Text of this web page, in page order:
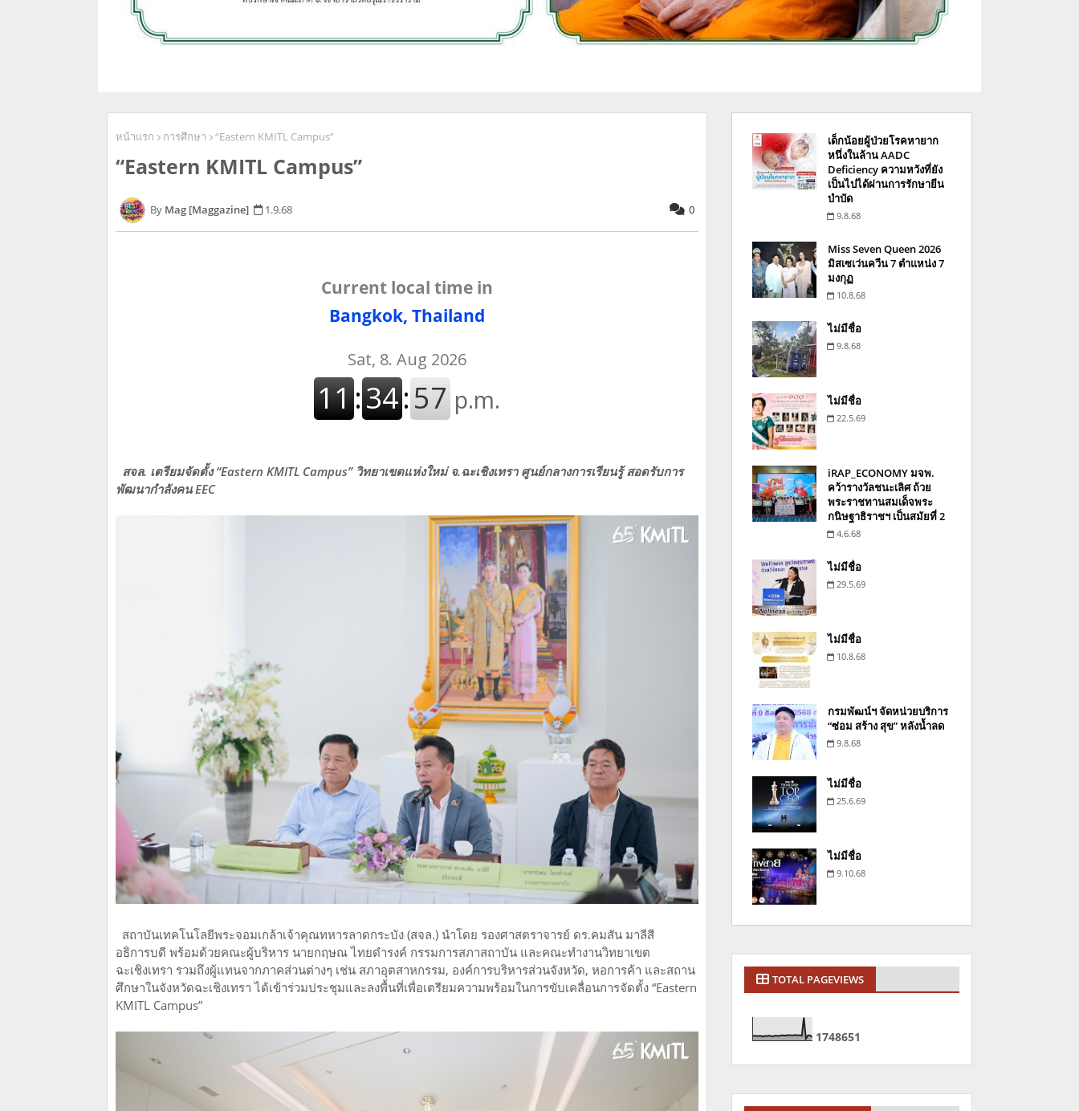
หน้าแรก การศึกษา “Eastern KMITL Campus”
“Eastern KMITL Campus”
Mag [Maggazine] 1.9.68 0
Current local time in
Bangkok, Thailand
สจล. เตรียมจัดตั้ง “Eastern KMITL Campus” วิทยาเขตแห่งใหม่ จ.ฉะเชิงเทรา ศูนย์กลางการเรียนรู้ สอดรับการ
พัฒนากำลังคน EEC
สถาบันเทคโนโลยีพระจอมเกล้าเจ้าคุณทหารลาดกระบัง (สจล.) นำโดย รองศาสตราจารย์ ดร.คมสัน มาลีสี
อธิการบดี พร้อมด้วยคณะผู้บริหาร นายกฤษณ ไทยดำรงค์ กรรมการสภาสถาบัน และคณะทำงานวิทยาเขต
ฉะเชิงเทรา รวมถึงผู้แทนจากภาคส่วนต่างๆ เช่น สภาอุตสาหกรรม, องค์การบริหารส่วนจังหวัด, หอการค้า และสถาน
ศึกษาในจังหวัดฉะเชิงเทรา ได้เข้าร่วมประชุมและลงพื้นที่เพื่อเตรียมความพร้อมในการขับเคลื่อนการจัดตั้ง “Eastern
KMITL Campus”
เด็กน้อยผู้ป่วยโรคหายาก
หนึ่งในล้าน AADC
Deficiency ความหวังที่ยัง
เป็นไปได้ผ่านการรักษายีน
บำบัด
9.8.68
Miss Seven Queen 2026
มิสเซเว่นควีน 7 ตำแหน่ง 7
มงกุฏ
10.8.68
ไม่มีชื่อ
9.8.68
ไม่มีชื่อ
22.5.69
iRAP_ECONOMY มจพ.
คว้ารางวัลชนะเลิศ ถ้วย
พระราชทานสมเด็จพระ
กนิษฐาธิราชฯ เป็นสมัยที่ 2
4.6.68
ไม่มีชื่อ
29.5.69
ไม่มีชื่อ
10.8.68
กรมพัฒน์ฯ จัดหน่วยบริการ
“ซ่อม สร้าง สุข” หลังน้ำลด
9.8.68
ไม่มีชื่อ
25.6.69
ไม่มีชื่อ
9.10.68
TOTAL PAGEVIEWS
1748651